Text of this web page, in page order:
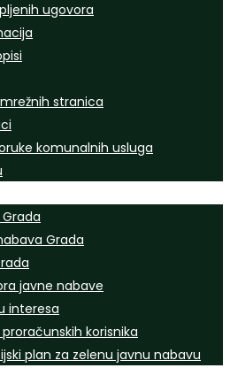
ugovora
stranica
komunalnih usluga
Grada
javne nabave
interesa
korisnika
plan za zelenu javnu nabavu